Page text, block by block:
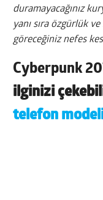
duramayacağınız
yanı sıra özgürlük
göreceğiniz nefes
Cyberpunk
ilginizi
telefon